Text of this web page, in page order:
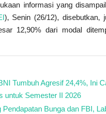
informasi yang
), Senin (26/12), disebutkan,
12,90% dari modal
Tumbuh Agresif 24,4%, Ini
untuk Semester II 2026
Pendapatan Bunga dan FBI,